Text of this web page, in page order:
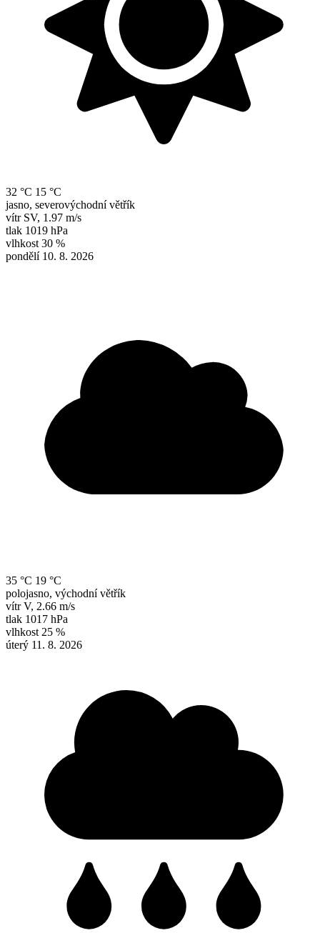
32 °C 15 °C
jasno, severovýchodní větřík
vítr SV, 1.97 m/s
tlak 1019 hPa
vlhkost 30 %
pondělí 10. 8. 2026
35 °C 19 °C
polojasno, východní větřík
vítr V, 2.66 m/s
tlak 1017 hPa
vlhkost 25 %
úterý 11. 8. 2026